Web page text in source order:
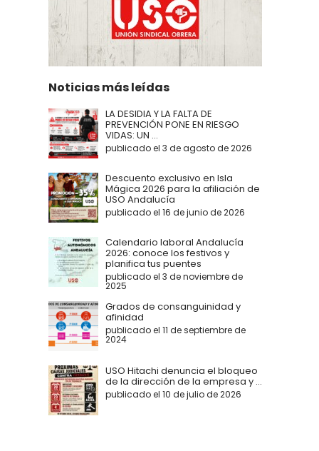
Noticias más leídas
LA DESIDIA Y LA FALTA DE
PREVENCIÓN PONE EN RIESGO
VIDAS: UN ...
publicado el 3 de agosto de 2026
Descuento exclusivo en Isla
Mágica 2026 para la afiliación de
USO Andalucía
publicado el 16 de junio de 2026
Calendario laboral Andalucía
2026: conoce los festivos y
planifica tus puentes
publicado el 3 de noviembre de
2025
Grados de consanguinidad y
afinidad
publicado el 11 de septiembre de
2024
USO Hitachi denuncia el bloqueo
de la dirección de la empresa y ...
publicado el 10 de julio de 2026